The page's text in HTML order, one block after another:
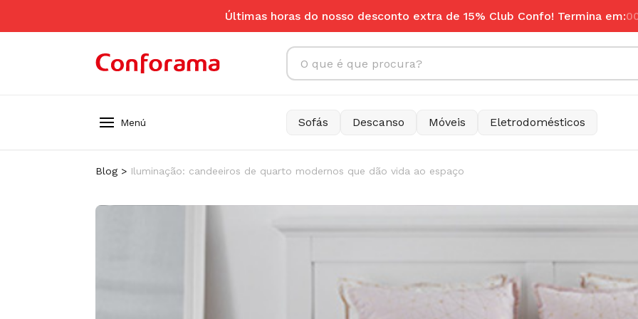
Últimas horas do nosso desconto extra de 15% Club Confo! Termina em:
Pesquisar:
Sofás Descanso Móveis Eletrodomésticos
Blog > Iluminação: candeeiros de quarto modernos que dão vida ao espaço